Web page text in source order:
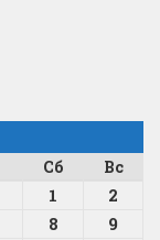
Сб Вс
1
2
8
9